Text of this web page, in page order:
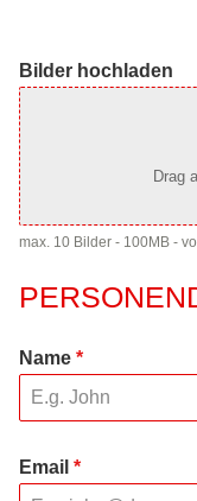
Bilder hochladen
Drag
max. 10 Bilder - 100MB -
Name *
Email *